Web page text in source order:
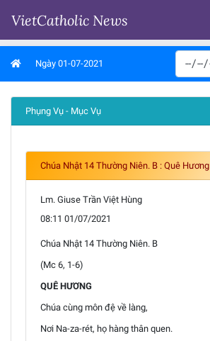
VietCatholic News
Ngày 01-07-2021
Phụng Vụ - Mục Vụ
Chúa Nhật 14 Thường Niên. B : Quê Hương
Lm. Giuse Trần Việt Hùng
08:11 01/07/2021
Chúa Nhật 14 Thường Niên. B
(Mc 6, 1-6)
QUÊ HƯƠNG
Chúa cùng môn đệ về làng,
Nơi Na-za-rét, họ hàng thân quen.